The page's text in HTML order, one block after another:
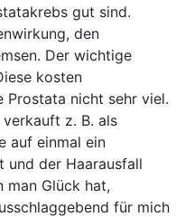
gut sind.
den
Der wichtige
kosten
Prostata nicht sehr viel.
z. B. als
auf einmal ein
und der Haarausfall
man Glück hat,
für mich